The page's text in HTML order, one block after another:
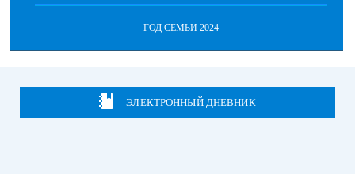
ГОД СЕМЬИ 2024
ЭЛЕКТРОННЫЙ ДНЕВНИК